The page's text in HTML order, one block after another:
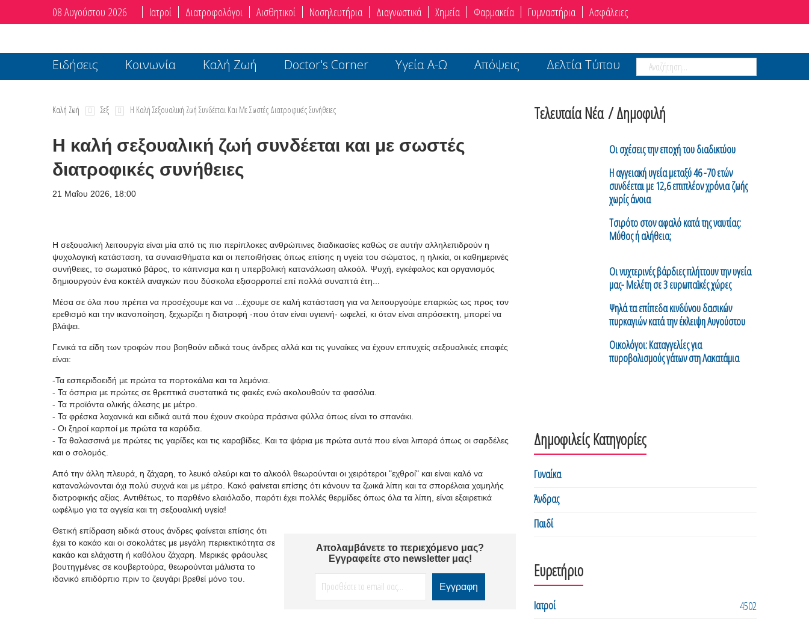
08 Αυγούστου 2026 Ιατροί Διατροφολόγοι Αισθητικοί Νοσηλευτήρια Διαγνωστικά Χημεία Φαρμακεία Γυμναστήρια Ασφάλειες
Ειδήσεις Κοινωνία Καλή Ζωή Doctor's Corner Υγεία Α-Ω Απόψεις Δελτία Τύπου
Καλή Ζωή Σεξ Η Καλή Σεξουαλική Ζωή Συνδέεται Και Με Σωστές Διατροφικές Συνήθειες
Η καλή σεξουαλική ζωή συνδέεται και με σωστές
διατροφικές συνήθειες
21 Μαΐου 2026, 18:00
Η σεξουαλική λειτουργία είναι μία από τις πιο περίπλοκες ανθρώπινες διαδικασίες καθώς σε αυτήν αλληλεπιδρούν η
ψυχολογική κατάσταση, τα συναισθήματα και οι πεποιθήσεις όπως επίσης η υγεία του σώματος, η ηλικία, οι καθημερινές
συνήθειες, το σωματικό βάρος, το κάπνισμα και η υπερβολική κατανάλωση αλκοόλ. Ψυχή, εγκέφαλος και οργανισμός
δημιουργούν ένα κοκτέιλ αναγκών που δύσκολα εξισορροπεί επί πολλά συναπτά έτη...
Μέσα σε όλα που πρέπει να προσέχουμε και να ...έχουμε σε καλή κατάσταση για να λειτουργούμε επαρκώς ως προς τον
ερεθισμό και την ικανοποίηση, ξεχωρίζει η διατροφή -που όταν είναι υγιεινή- ωφελεί, κι όταν είναι απρόσεκτη, μπορεί να
βλάψει.
Γενικά τα είδη των τροφών που βοηθούν ειδικά τους άνδρες αλλά και τις γυναίκες να έχουν επιτυχείς σεξουαλικές επαφές
είναι:
-Τα εσπεριδοειδή με πρώτα τα πορτοκάλια και τα λεμόνια.
- Τα όσπρια με πρώτες σε θρεπτικά συστατικά τις φακές ενώ ακολουθούν τα φασόλια.
- Τα προϊόντα ολικής άλεσης με μέτρο.
- Τα φρέσκα λαχανικά και ειδικά αυτά που έχουν σκούρα πράσινα φύλλα όπως είναι το σπανάκι.
- Οι ξηροί καρποί με πρώτα τα καρύδια.
- Τα θαλασσινά με πρώτες τις γαρίδες και τις καραβίδες. Και τα ψάρια με πρώτα αυτά που είναι λιπαρά όπως οι σαρδέλες
και ο σολομός.
Από την άλλη πλευρά, η ζάχαρη, το λευκό αλεύρι και το αλκοόλ θεωρούνται οι χειρότεροι "εχθροί" και είναι καλό να
καταναλώνονται όχι πολύ συχνά και με μέτρο. Κακό φαίνεται επίσης ότι κάνουν τα ζωικά λίπη και τα σπορέλαια χαμηλής
διατροφικής αξίας. Αντιθέτως, το παρθένο ελαιόλαδο, παρότι έχει πολλές θερμίδες όπως όλα τα λίπη, είναι εξαιρετικά
ωφέλιμο για τα αγγεία και τη σεξουαλική υγεία!
Απολαμβάνετε το περιεχόμενο μας?
Εγγραφείτε στο newsletter μας!
Θετική επίδραση ειδικά στους άνδρες φαίνεται επίσης ότι
έχει το κακάο και οι σοκολάτες με μεγάλη περιεκτικότητα σε
κακάο και ελάχιστη ή καθόλου ζάχαρη. Μερικές φράουλες
βουτηγμένες σε κουβερτούρα, θεωρούνται μάλιστα το
ιδανικό επιδόρπιο πριν το ζευγάρι βρεθεί μόνο του.
Τελευταία Νέα/ Δημοφιλή
Οι σχέσεις την εποχή του διαδικτύου
H αγγειακή υγεία μεταξύ 46 -70 ετών
συνδέεται με 12,6 επιπλέον χρόνια ζωής
χωρίς άνοια
Τσιρότο στον αφαλό κατά της ναυτίας:
Μύθος ή αλήθεια;
Οι νυχτερινές βάρδιες πλήττουν την υγεία
μας- Μελέτη σε 3 ευρωπαϊκές χώρες
Ψηλά τα επίπεδα κινδύνου δασικών
πυρκαγιών κατά την έκλειψη Αυγούστου
Οικολόγοι: Καταγγελίες για
πυροβολισμούς γάτων στη Λακατάμια
Δημοφιλείς Κατηγορίες
Γυναίκα
Άνδρας
Παιδί
Ευρετήριο
Ιατροί
4502